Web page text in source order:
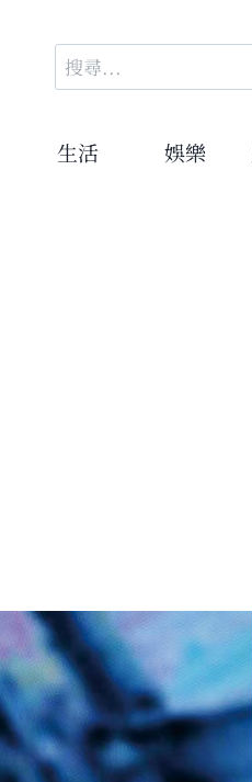
搜
尋
鍵
生活 娛樂